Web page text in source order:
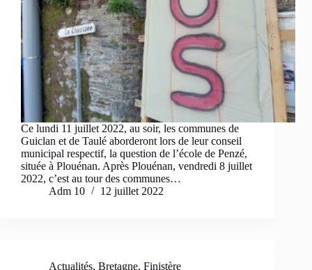
Ce lundi 11 juillet 2022, au soir, les communes de
Guiclan et de Taulé aborderont lors de leur conseil
municipal respectif, la question de l’école de Penzé,
située à Plouénan. Après Plouénan, vendredi 8 juillet
2022, c’est au tour des communes…
Adm 10
12 juillet 2022
Actualités, Bretagne, Finistère